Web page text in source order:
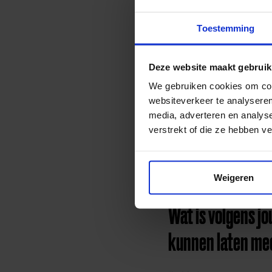
Toestemming
Deze website maakt
We gebruiken cookies om
websiteverkeer te
media, adverteren en
verstrekt of die ze hebben
Weigeren
“In 2006 heeft de
Jan Linders bij de
fonds. Hiermee werd
Ook ben ik ontzettend
onze ambassadeurs –
kunnen wel
Wat is volgens
kunnen laten